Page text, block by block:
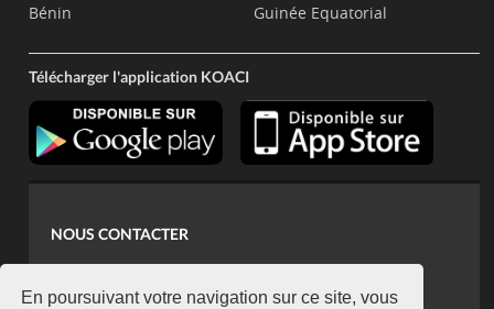
En poursuivant votre navigation sur ce site, vous
Bénin
Guinée Equatorial
Télécharger l'application KOACI
NOUS CONTACTER
koaci@yahoo.fr